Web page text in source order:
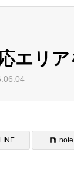
エリ
LINE note